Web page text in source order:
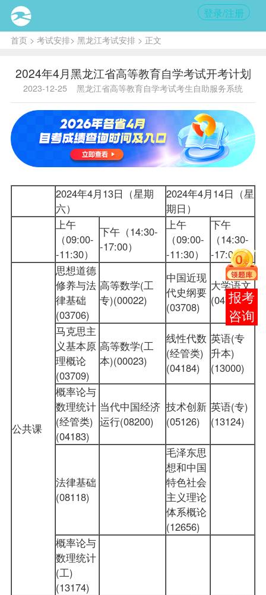
登录/注册
首页> 考试安排> 黑龙江考试安排> 正文
2024年4月黑龙江省高等教育自学考试开考计划
2023-12-25 黑龙江省高等教育自学考试考生自助服务系统
2024年4月13日（星期
六）
2024年4月14日（星
期日）
上午
（09:00-
-11:30）
下午（14:30-
-17:00）
上午
（09:00-
-11:30）
下午
（14:30-
-17:00）
公共课
思想道德
修养与法
律基础
(03706)
高等数学(工
专)(00022)
中国近现
代史纲要
(03708)
大学语文
(04729)
马克思主
义基本原
理概论
(03709)
高等数学(工
本)(00023)
线性代数
(经管类)
(04184)
英语(专
升本)
(13000)
概率论与
数理统计
(经管类)
(04183)
当代中国经济
运行(08200)
技术创新
(05126)
英语(专)
(13124)
法律基础
(08118)
毛泽东思
想和中国
特色社会
主义理论
体系概论
(12656)
概率论与
数理统计
(工)
(13174)
报考
咨询